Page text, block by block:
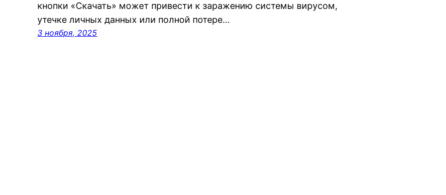
кнопки «Скачать» может привести к заражению системы вирусом,
утечке личных данных или полной потере…
3 ноября, 2025